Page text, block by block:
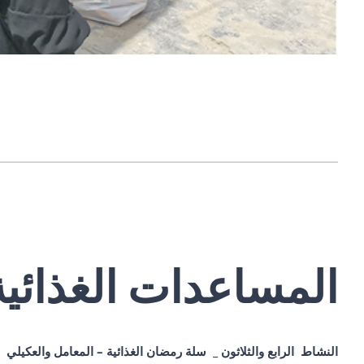
المساعدات
النشاط الرابع والثلاثون _ سلة رمضان الغذائية – المعامل والعكيلي